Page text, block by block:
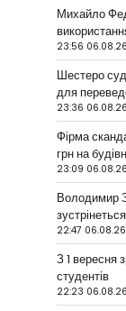
Михайло
23:56 06.08.26
Шестеро
для
23:36 06.08.26
Фірма
грн на
23:09 06.08.26
Володимир
22:47 06.08.26
З 1 вересня
студентів
22:23 06.08.26